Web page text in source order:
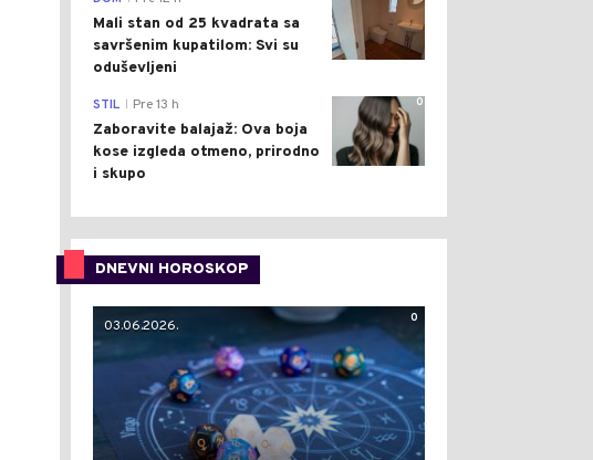
Mali stan od 25 kvadrata sa
savršenim kupatilom: Svi su
oduševljeni
0
STIL Pre 13 h
Zaboravite balajaž: Ova boja
kose izgleda otmeno, prirodno
i skupo
DNEVNI HOROSKOP
0
03.06.2026.